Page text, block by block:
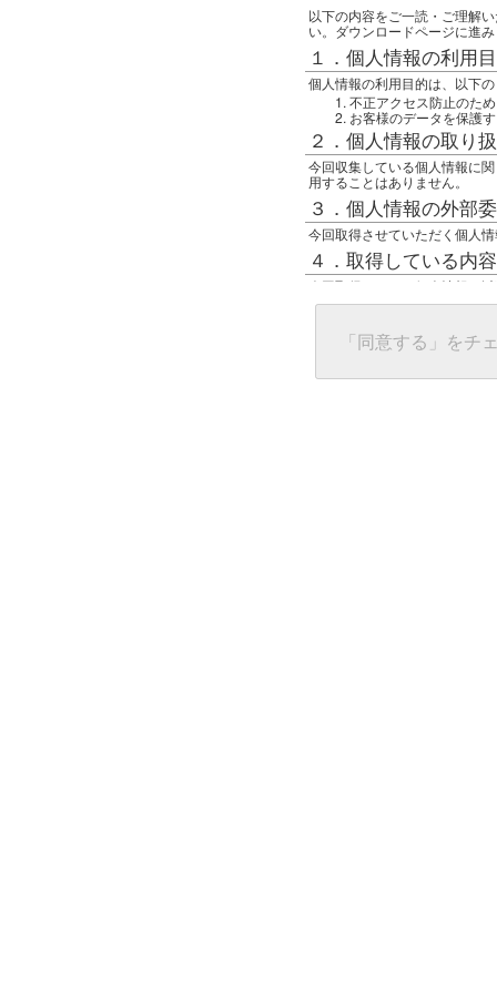
以下の内容をご一読・ご理解
い。ダウンロードページに進
１．個人情報の利用
個人情報の利用目的は、以下
不正アクセス防止のため
お客様のデータを保護
２．個人情報の取り
今回収集している個人情報に
用することはありません。
３．個人情報の外部
今回取得させていただく個人
４．取得している内
今回取得している個人情報は
任意の名前
グローバルIPアドレス
接続ホスト情報
５．個人情報に関す
「同意する」をチ